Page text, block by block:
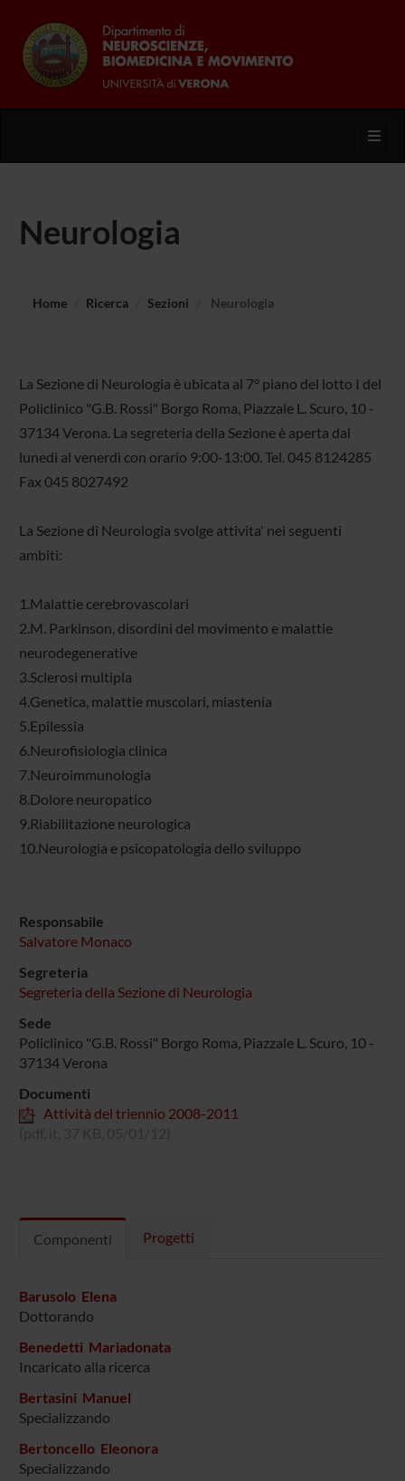
Neurologia
Home Ricerca Sezioni Neurologia
La Sezione di Neurologia è ubicata al 7° piano del lotto I del
Policlinico "G.B. Rossi" Borgo Roma, Piazzale L. Scuro, 10 -
37134 Verona. La segreteria della Sezione è aperta dal
lunedì al venerdì con orario 9:00-13:00. Tel. 045 8124285
Fax 045 8027492
La Sezione di Neurologia svolge attivita' nei seguenti
ambiti:
1.Malattie cerebrovascolari
2.M. Parkinson, disordini del movimento e malattie
neurodegenerative
3.Sclerosi multipla
4.Genetica, malattie muscolari, miastenia
5.Epilessia
6.Neurofisiologia clinica
7.Neuroimmunologia
8.Dolore neuropatico
9.Riabilitazione neurologica
10.Neurologia e psicopatologia dello sviluppo
Responsabile
Salvatore Monaco
Segreteria
Segreteria della Sezione di Neurologia
Sede
Policlinico "G.B. Rossi" Borgo Roma, Piazzale L. Scuro, 10 -
37134 Verona
Documenti
Attività del triennio 2008-2011
Componenti Progetti
Barusolo Elena
Dottorando
Benedetti Mariadonata
Incaricato alla ricerca
Bertasini Manuel
Specializzando
Bertoncello Eleonora
Specializzando